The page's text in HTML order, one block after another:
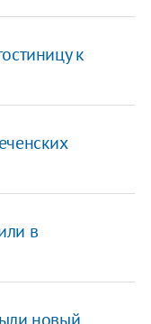
к
в
новый